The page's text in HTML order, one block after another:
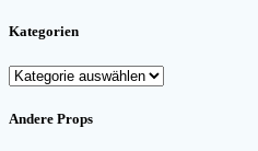
Kategorien
Kategorien
Andere Props